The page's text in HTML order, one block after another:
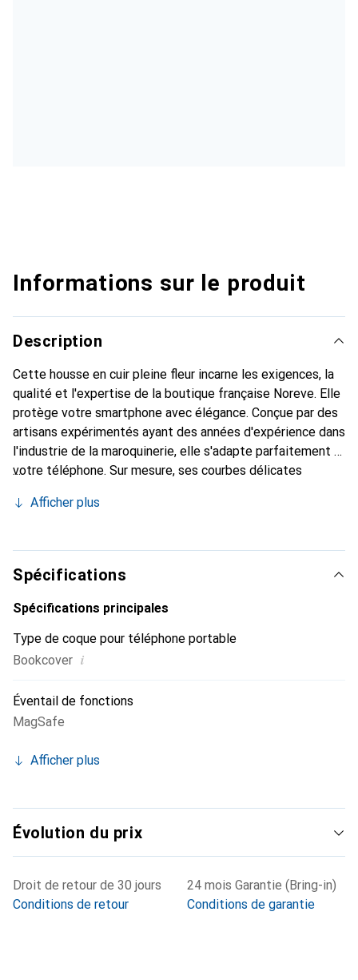
Informations sur le produit
Description
Cette housse en cuir pleine fleur incarne les exigences, la
qualité et l'expertise de la boutique française Noreve. Elle
protège votre smartphone avec élégance. Conçue par des
artisans expérimentés ayant des années d'expérience dans
l'industrie de la maroquinerie, elle s'adapte parfaitement à
votre téléphone. Sur mesure, ses courbes délicates
devient l'accessoire chic et indispensable pour votre
internationalement pour ses produits de haute qualité et
constitue un choix fiable pour une clientèle exigeante.
Afficher plus
Spécifications
Spécifications principales
Type de coque pour téléphone portable
Bookcover i
Éventail de fonctions
MagSafe
Afficher plus
Évolution du prix
Droit de retour de 30 jours
Conditions de retour
24 mois Garantie (Bring-in)
Conditions de garantie